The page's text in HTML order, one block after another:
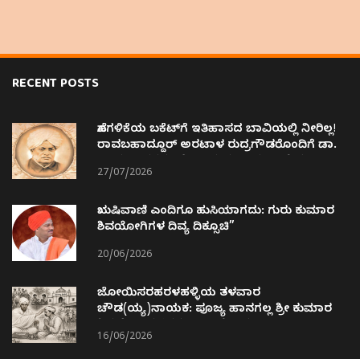
RECENT POSTS
ಹೊಗಳಿಕೆಯ ಬಕೆಟ್‌ಗೆ ಇತಿಹಾಸದ ಬಾವಿಯಲ್ಲಿ ನೀರಿಲ್ಲ!
ರಾವಬಹಾದ್ದೂರ್ ಅರಟಾಳ ರುದ್ರಗೌಡರೊಂದಿಗೆ ಡಾ.
27/07/2026
ಋಷಿವಾಣಿ ಎಂದಿಗೂ ಹುಸಿಯಾಗದು: ಗುರು ಕುಮಾರ
ಶಿವಯೋಗಿಗಳ ದಿವ್ಯ ದಿಕ್ಸೂಚಿ”
20/06/2026
ಜೋಯಿಸರಹರಳಹಳ್ಳಿಯ ತಳವಾರ
ಚೌಡ(ಯ್ಯ)ನಾಯಕ: ಪೂಜ್ಯ ಹಾನಗಲ್ಲ ಶ್ರೀ ಕುಮಾರ
16/06/2026